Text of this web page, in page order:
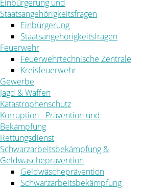
Einbürgerung und
Staatsangehörigkeitsfragen
Einbürgerung
Staatsangehörigkeitsfragen
Feuerwehr
Feuerwehrtechnische Zentrale
Kreisfeuerwehr
Gewerbe
Jagd & Waffen
Katastrophenschutz
Korruption - Prävention und
Bekämpfung
Rettungsdienst
Schwarzarbeitsbekämpfung &
Geldwäscheprävention
Geldwäscheprävention
Schwarzarbeitsbekämpfung